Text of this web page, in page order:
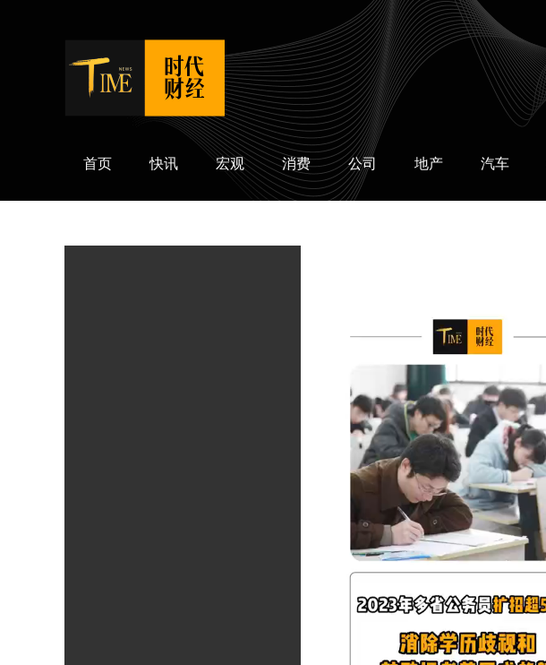
时代财经
首页 快讯 宏观 消费 公司 地产 汽车